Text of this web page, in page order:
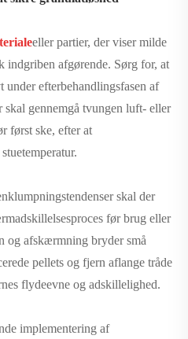
eller partier, der viser milde
indgriben afgørende. Sørg for, at
efterbehandlingsfasen af
gennemgå tvungen luft- eller
først ske, efter at
skal der
før brug eller
og afskærmning bryder små
pellets og fjern aflange tråde
flydeevne og adskillelighed.
implementering af